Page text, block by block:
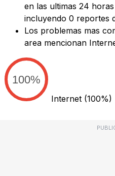
en las ultimas 24
incluyendo 0 reportes
Los problemas mas
area mencionan
100%
Internet (100%)